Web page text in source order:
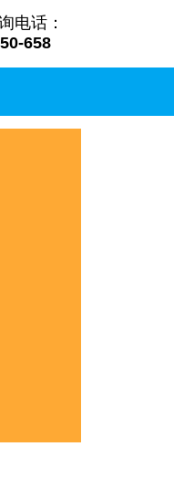
电话：
658